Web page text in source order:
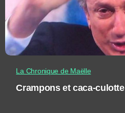
La Chronique de Maëlle
Crampons et caca-culotte